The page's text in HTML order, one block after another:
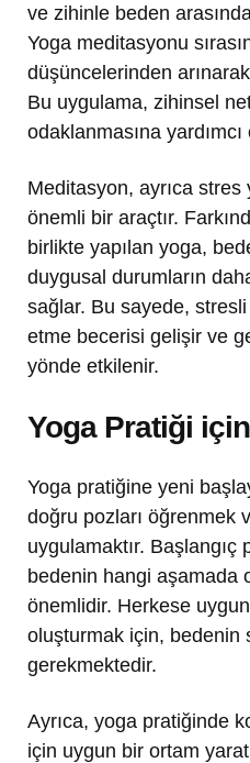
ve zihinle beden
Yoga meditasyonu
düşüncelerinden
Bu uygulama, zihinsel
odaklanmasına yardımcı
Meditasyon, ayrıca
önemli bir araçtır.
birlikte yapılan yoga,
duygusal durumların
sağlar. Bu sayede,
etme becerisi gelişir ve
yönde etkilenir.
Yoga Pratiği
Yoga pratiğine yeni
doğru pozları öğrenmek
uygulamaktır. Başlangıç
bedenin hangi aşamada
önemlidir. Herkese
oluşturmak için, bedenin
gerekmektedir.
Ayrıca, yoga pratiğinde
için uygun bir ortam